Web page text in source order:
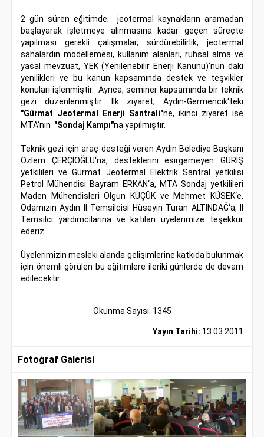
2 gün süren eğitimde; jeotermal kaynakların aramadan
başlayarak işletmeye alınmasına kadar geçen süreçte
yapılması gerekli çalışmalar, sürdürebilirlik, jeotermal
sahalardın modellemesi, kullanım alanları, ruhsal alma ve
yasal mevzuat, YEK (Yenilenebilir Enerji Kanunu)‘nun daki
yenilikleri ve bu kanun kapsamında destek ve teşvikler
konuları işlenmiştir. Ayrıca, seminer kapsamında bir teknik
gezi düzenlenmiştir. İlk ziyaret; Aydın-Germencik‘teki
"Gürmat Jeotermal Enerji Santrali"ne, ikinci ziyaret ise
MTA‘nın "Sondaj Kampı"na yapılmıştır.
Teknik gezi için araç desteği veren Aydın Belediye Başkanı
Özlem ÇERÇİOĞLU‘na, desteklerini esirgemeyen GÜRİŞ
yetkilileri ve Gürmat Jeotermal Elektrik Santral yetkilisi
Petrol Mühendisi Bayram ERKAN‘a, MTA Sondaj yetkilileri
Maden Mühendisleri Olgun KÜÇÜK ve Mehmet KÜSEK‘e,
Odamızın Aydın İl Temsilcisi Hüseyin Turan ALTINDAĞ‘a, İl
Temsilci yardımcılarına ve katılan üyelerimize teşekkür
ederiz.
Üyelerimizin mesleki alanda gelişimlerine katkıda bulunmak
için önemli görülen bu eğitimlere ileriki günlerde de devam
edilecektir.
Okunma Sayısı: 1345
Yayın Tarihi: 13.03.2011
Fotoğraf Galerisi